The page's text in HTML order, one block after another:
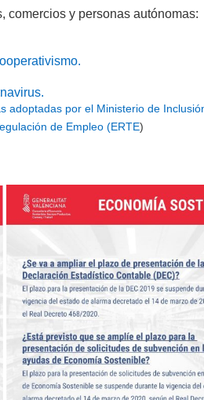
comercios y personas autónomas:
por el Ministerio de
de Empleo (ERTE)